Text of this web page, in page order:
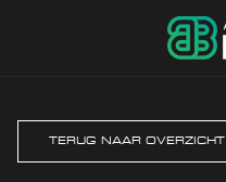
TERUG NAAR OVERZICHT